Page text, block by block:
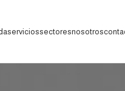
serviciossectoresnosotros